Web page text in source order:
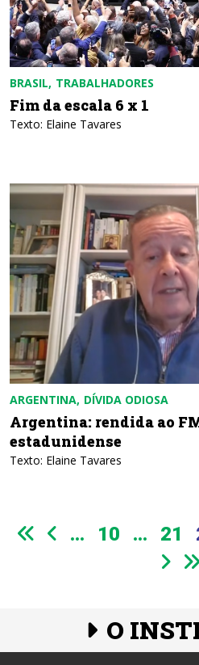
BRASIL TRABALHADORES
Fim da escala 6 x 1
Texto: Elaine Tavares
ARGENTINA DÍVIDA ODIOSA
Argentina: rendida ao
estadunidense
Texto: Elaine Tavares
... 10 ... 21
O